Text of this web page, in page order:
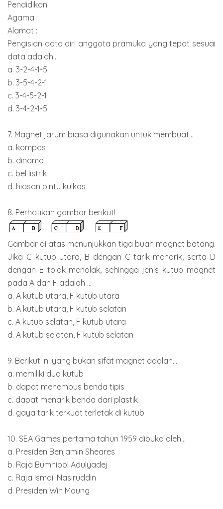
Pendidikan :
Agama :
Alamat :
Pengisian data diri anggota pramuka yang tepat sesuai
data adalah...
a. 3-2-4-1-5
b. 3-5-4-2-1
c. 3-4-5-2-1
d. 3-4-2-1-5
7. Magnet jarum biasa digunakan untuk membuat...
a. kompas
b. dinamo
c. bel listrik
d. hiasan pintu kulkas
8. Perhatikan gambar berikut!
Gambar di atas menunjukkan tiga buah magnet batang.
Jika C kutub utara, B dengan C tarik-menarik, serta D
dengan E tolak-menolak, sehingga jenis kutub magnet
pada A dan F adalah ...
a. A kutub utara, F kutub utara
b. A kutub utara, F kutub selatan
c. A kutub selatan, F kutub utara
d. A kutub selatan, F kutub selatan
9. Berikut ini yang bukan sifat magnet adalah...
a. memiliki dua kutub
b. dapat menembus benda tipis
c. dapat menarik benda dari plastik
d. gaya tarik terkuat terletak di kutub
10. SEA Games pertama tahun 1959 dibuka oleh...
a. Presiden Benjamin Sheares
b. Raja Bumhibol Adulyadej
c. Raja Ismail Nasiruddin
d. Presiden Win Maung